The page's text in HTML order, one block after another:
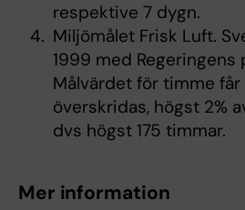
respektive 7 dygn.
Miljömålet Frisk Luft.
1999 med Regeringens
Målvärdet för timme
överskridas, högst 2%
dvs högst 175 timmar.
Mer information